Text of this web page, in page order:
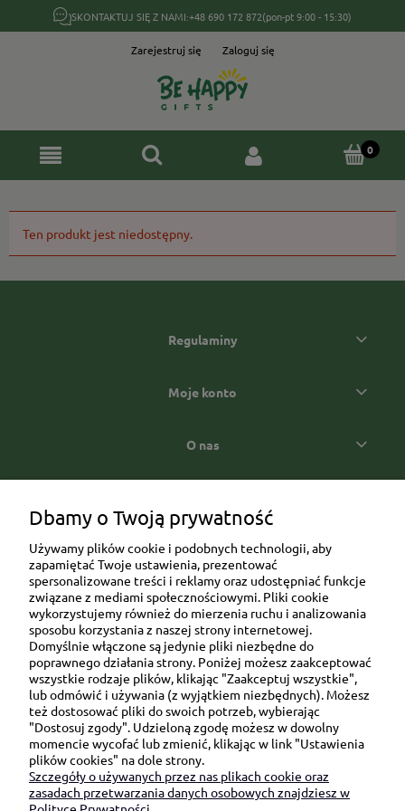
SKONTAKTUJ SIĘ Z NAMI:+48 690 172 872(pon-pt 9:00 - 15:30)
Zarejestruj się Zaloguj się
Ten produkt jest niedostępny.
Regulaminy
Moje konto
O nas
Ul. Brukowa 6/8 lok. 57/58
91-341 Łódź
NIP: 6751510615
SKONTAKTUJ SIĘ Z NAMI:
sklep@be-happygifts.com
+48 690 172 872
Dbamy o Twoją prywatność
Używamy plików cookie i podobnych technologii, aby
zapamiętać Twoje ustawienia, prezentować
spersonalizowane treści i reklamy oraz udostępniać funkcje
związane z mediami społecznościowymi. Pliki cookie
wykorzystujemy również do mierzenia ruchu i analizowania
sposobu korzystania z naszej strony internetowej.
Domyślnie włączone są jedynie pliki niezbędne do
poprawnego działania strony. Poniżej możesz zaakceptować
wszystkie rodzaje plików, klikając "Zaakceptuj wszystkie",
lub odmówić i używania (z wyjątkiem niezbędnych). Możesz
też dostosować pliki do swoich potrzeb, wybierając
"Dostosuj zgody". Udzieloną zgodę możesz w dowolny
momencie wycofać lub zmienić, klikając w link "Ustawienia
plików cookies" na dole strony.
Szczegóły o używanych przez nas plikach cookie oraz
zasadach przetwarzania danych osobowych znajdziesz w